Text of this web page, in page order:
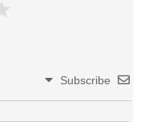
Subscribe